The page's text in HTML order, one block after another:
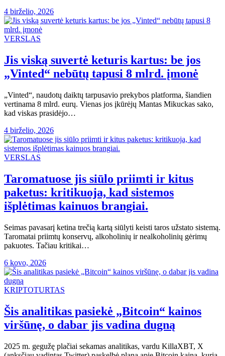
4 birželio, 2026
VERSLAS
Jis viską suvertė keturis kartus: be jos
„Vinted“ nebūtų tapusi 8 mlrd. įmonė
„Vinted“, naudotų daiktų tarpusavio prekybos platforma, šiandien
vertinama 8 mlrd. eurų. Vienas jos įkūrėjų Mantas Mikuckas sako,
kad viskas prasidėjo…
4 birželio, 2026
VERSLAS
Taromatuose jis siūlo priimti ir kitus
paketus: kritikuoja, kad sistemos
išplėtimas kainuos brangiai.
Seimas pavasarį ketina trečią kartą siūlyti keisti taros užstato sistemą.
Taromatai priimtų konservų, alkoholinių ir nealkoholinių gėrimų
pakuotes. Tačiau kritikai…
6 kovo, 2026
KRIPTOTURTAS
Šis analitikas pasiekė „Bitcoin“ kainos
viršūnę, o dabar jis vadina dugną
2025 m. gegužę plačiai sekamas analitikas, vardu KillaXBT, X